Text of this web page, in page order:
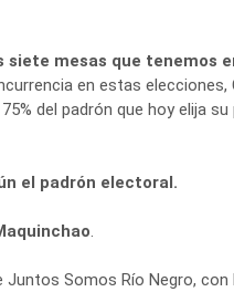
mesas que tenemos
en estas elecciones,
del padrón que hoy elija
el padrón electoral.
.
Somos Río Negro, con